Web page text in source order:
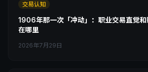
交易认知
1906年那一次「冲动」：职业交易直觉
在哪里
2026年7月29日